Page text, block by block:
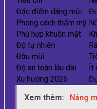
Đặc điểm dáng mũi
Phong cách thẩm mỹ
Phù hợp khuôn mặt
Độ tự nhiên
Đầu mũi
Độ an toàn lâu dài
Ít
Xu hướng 2026
Xem thêm:
Nâng